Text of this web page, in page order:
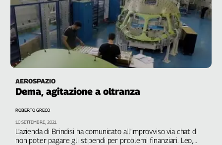
AEROSPAZIO
Dema, agitazione a oltranza
L'azienda di Brindisi ha comunicato all'improvviso via chat di
non poter pagare gli stipendi per problemi finanziari. Leo,
ROBERTO GRECO
10 SETTEMBRE, 2021